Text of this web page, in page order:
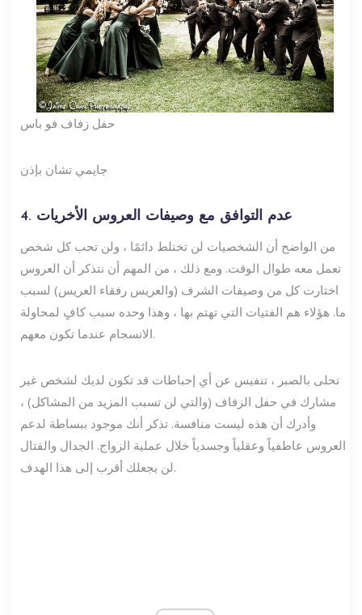
حفل زفاف فو باس
جايمي تشان بإذن
4. عدم التوافق مع وصيفات العروس الأخريات
من الواضح أن الشخصيات لن تختلط دائمًا ، ولن تحب كل شخص
تعمل معه طوال الوقت. ومع ذلك ، من المهم أن نتذكر أن العروس
اختارت كل من وصيفات الشرف (والعريس رفقاء العريس) لسبب
ما. هؤلاء هم الفتيات التي تهتم بها ، وهذا وحده سبب كافٍ لمحاولة
الانسجام عندما تكون معهم.
تحلى بالصبر ، تنفيس عن أي إحباطات قد تكون لديك لشخص غير
مشارك في حفل الزفاف (والتي لن تسبب المزيد من المشاكل) ،
وأدرك أن هذه ليست منافسة. تذكر أنك موجود ببساطة لدعم
العروس عاطفياً وعقلياً وجسدياً خلال عملية الزواج. الجدال والقتال
لن يجعلك أقرب إلى هذا الهدف.